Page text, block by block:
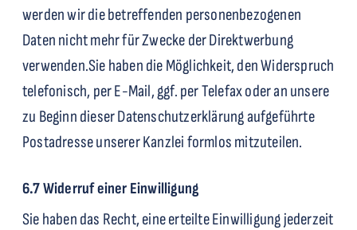
werden wir die betreffenden personenbezogenen
Daten nicht mehr für Zwecke der Direktwerbung
verwenden.Sie haben die Möglichkeit, den Widerspruch
telefonisch, per E-Mail, ggf. per Telefax oder an unsere
zu Beginn dieser Datenschutzerklärung aufgeführte
Postadresse unserer Kanzlei formlos mitzuteilen.
6.7 Widerruf einer Einwilligung
Sie haben das Recht, eine erteilte Einwilligung jederzeit